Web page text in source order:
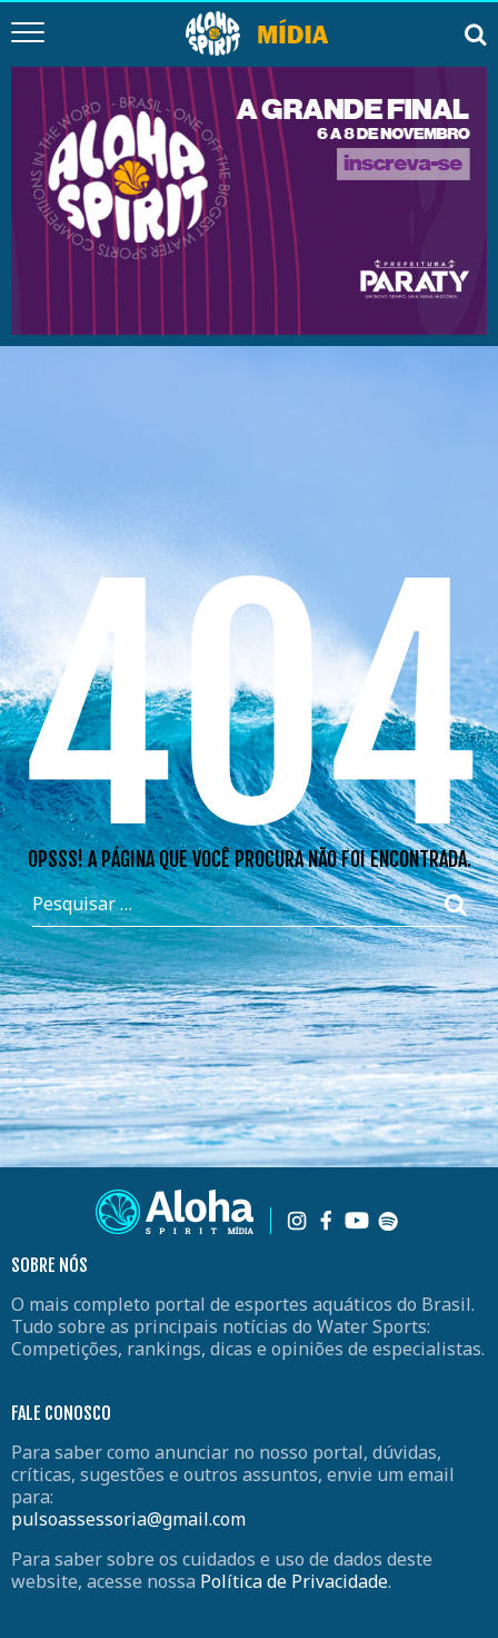
404
OPSSS! A PÁGINA QUE VOCÊ PROCURA NÃO FOI ENCONTRADA.
SOBRE NÓS
O mais completo portal de esportes aquáticos do Brasil.
Tudo sobre as principais notícias do Water Sports:
Competições, rankings, dicas e opiniões de especialistas.
FALE CONOSCO
Para saber como anunciar no nosso portal, dúvidas,
críticas, sugestões e outros assuntos, envie um email
para:
pulsoassessoria@gmail.com
Para saber sobre os cuidados e uso de dados deste
website, acesse nossa Política de Privacidade.